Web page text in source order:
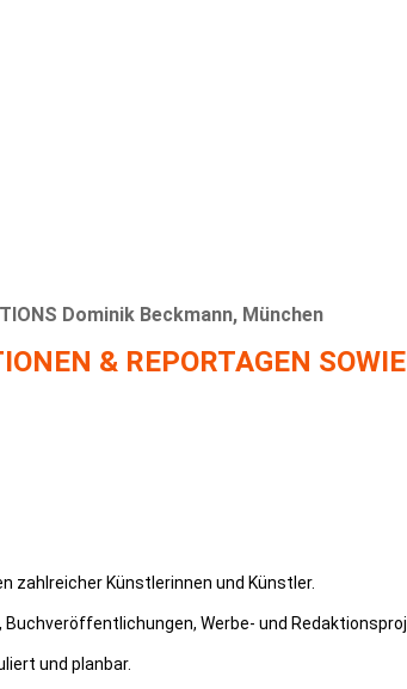
Dominik Beckmann, München
& REPORTAGEN
zahlreicher Künstlerinnen und Künstler.
Werbe- und
und planbar.